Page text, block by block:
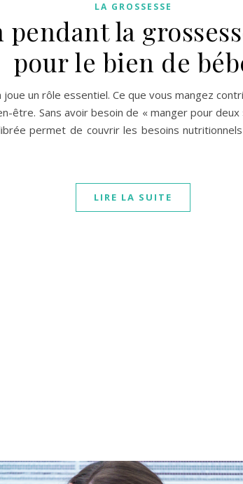
LA GROSSESSE
la
pour le bien de
joue un rôle essentiel. Ce que vous mangez
être. Sans avoir besoin de « manger pour
permet de couvrir les besoins
LIRE LA SUITE